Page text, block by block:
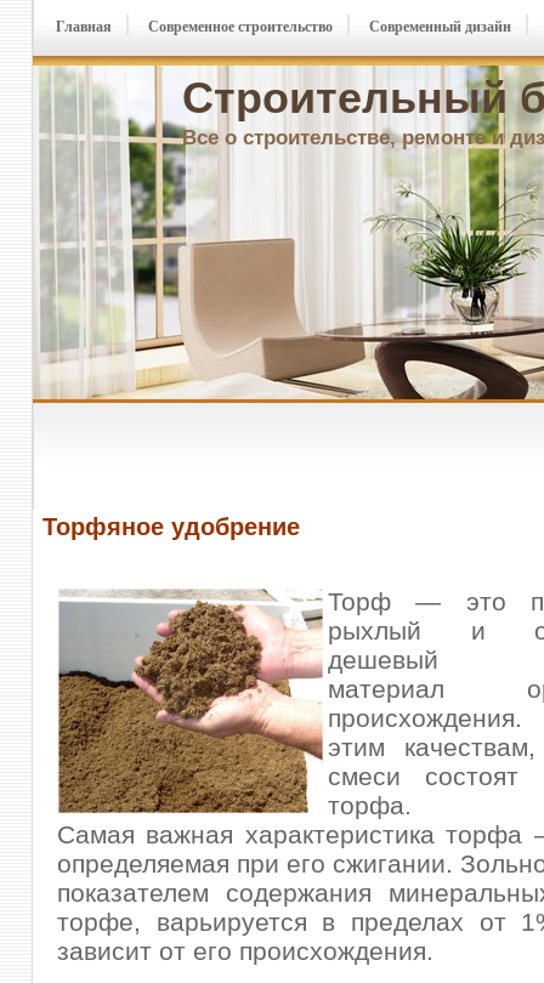
Строительный
Все о строительстве, ремонте и
Главная Современное строительство Современный дизайн
Торфяное удобрение
Торф — это
рыхлый и
дешевый
материал
этим
смеси
торфа.
Самая важная характеристика торфа
определяемая при его сжигании.
показателем содержания
торфе, варьируется в пределах от
зависит от его происхождения.